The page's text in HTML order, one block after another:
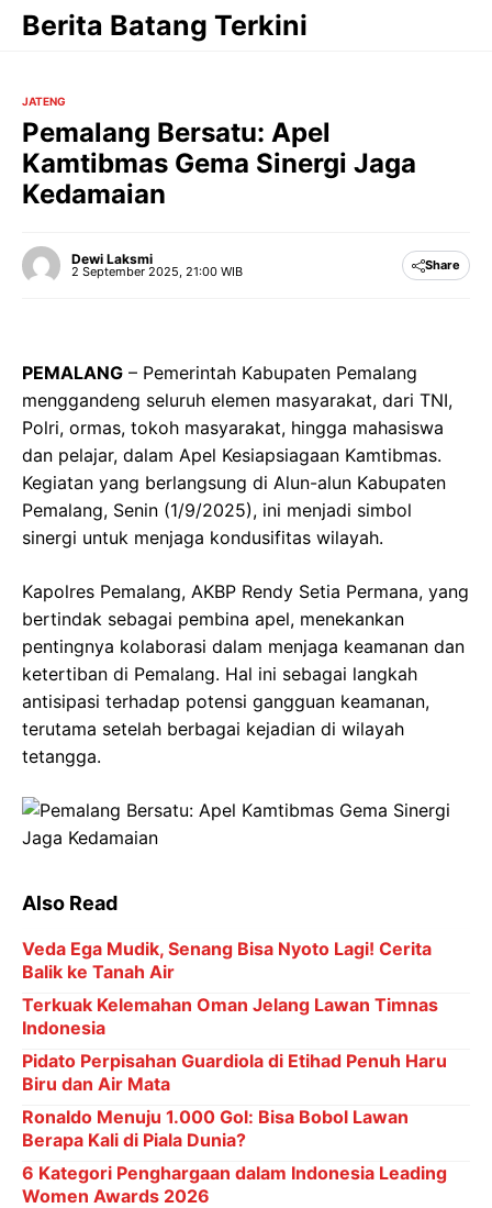
Langsung
Berita Batang Terkini
JATENG
Pemalang Bersatu: Apel
Kamtibmas Gema Sinergi Jaga
Kedamaian
Dewi Laksmi
2 September 2025, 21:00 WIB Share
PEMALANG – Pemerintah Kabupaten Pemalang
menggandeng seluruh elemen masyarakat, dari TNI,
Polri, ormas, tokoh masyarakat, hingga mahasiswa
dan pelajar, dalam Apel Kesiapsiagaan Kamtibmas.
Kegiatan yang berlangsung di Alun-alun Kabupaten
Pemalang, Senin (1/9/2025), ini menjadi simbol
sinergi untuk menjaga kondusifitas wilayah.
Kapolres Pemalang, AKBP Rendy Setia Permana, yang
bertindak sebagai pembina apel, menekankan
pentingnya kolaborasi dalam menjaga keamanan dan
ketertiban di Pemalang. Hal ini sebagai langkah
antisipasi terhadap potensi gangguan keamanan,
terutama setelah berbagai kejadian di wilayah
tetangga.
Also Read
Veda Ega Mudik, Senang Bisa Nyoto Lagi! Cerita
Balik ke Tanah Air
Terkuak Kelemahan Oman Jelang Lawan Timnas
Indonesia
Pidato Perpisahan Guardiola di Etihad Penuh Haru
Biru dan Air Mata
Ronaldo Menuju 1.000 Gol: Bisa Bobol Lawan
Berapa Kali di Piala Dunia?
6 Kategori Penghargaan dalam Indonesia Leading
Women Awards 2026